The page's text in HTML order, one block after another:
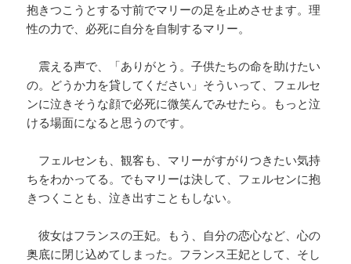
抱きつこうとする寸前でマリーの足を止めさせます。理
性の力で、必死に自分を自制するマリー。
震える声で、「ありがとう。子供たちの命を助けたい
の。どうか力を貸してください」そういって、フェルセ
ンに泣きそうな顔で必死に微笑んでみせたら。もっと泣
ける場面になると思うのです。
フェルセンも、観客も、マリーがすがりつきたい気持
ちをわかってる。でもマリーは決して、フェルセンに抱
きつくことも、泣き出すこともしない。
彼女はフランスの王妃。もう、自分の恋心など、心の
奥底に閉じ込めてしまった。フランス王妃として、そし